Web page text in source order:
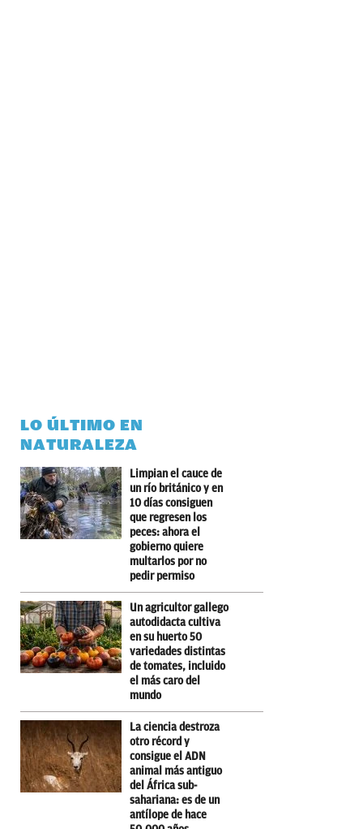
LO ÚLTIMO EN
NATURALEZA
Limpian el cauce de
un río británico y en
10 días consiguen
que regresen los
peces: ahora el
gobierno quiere
multarlos por no
pedir permiso
Un agricultor gallego
autodidacta cultiva
en su huerto 50
variedades distintas
de tomates, incluido
el más caro del
mundo
La ciencia destroza
otro récord y
consigue el ADN
animal más antiguo
del África sub-
sahariana: es de un
antílope de hace